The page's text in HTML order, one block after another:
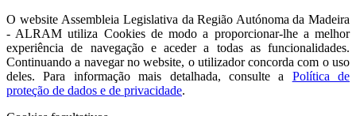
O website Assembleia Legislativa da Região Autónoma da Madeira
- ALRAM utiliza Cookies de modo a proporcionar-lhe a melhor
experiência de navegação e aceder a todas as funcionalidades.
Continuando a navegar no website, o utilizador concorda com o uso
deles. Para informação mais detalhada, consulte a
Política de
proteção de dados e de privacidade.